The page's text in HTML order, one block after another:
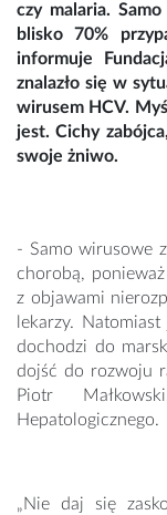
czy malaria.
blisko 70%
informuje
znalazło się w
wirusem HCV.
jest. Cichy
swoje żniwo.
- Samo wirusowe
chorobą,
z objawami
lekarzy.
dochodzi do
dojść do rozwoju
Piotr
Hepatologicznego.
„Nie daj się